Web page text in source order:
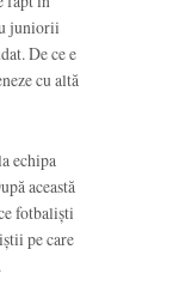
juniorii
De ce e
cu altă
echipa
această
fotbaliști
pe care